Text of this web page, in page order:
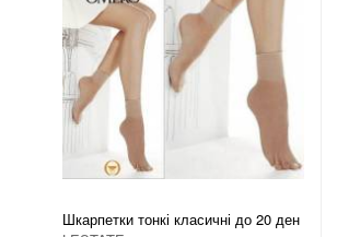
Шкарпетки тонкі класичні до 20 ден